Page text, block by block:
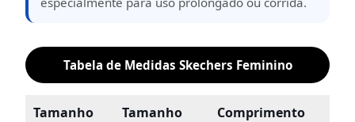
Tabela de Medidas Skechers Feminino
Tamanho
Tamanho
Comprimento